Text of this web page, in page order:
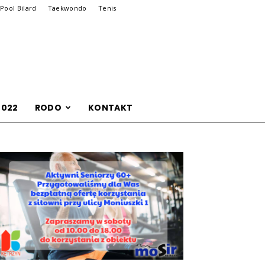
Pool Bilard Taekwondo Tenis
RODO KONTAKT